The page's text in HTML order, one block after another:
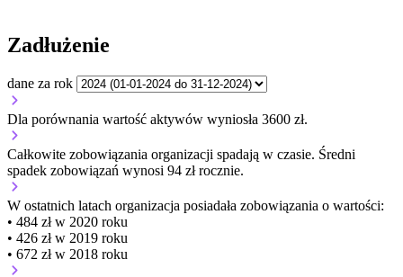
Zadłużenie
dane za rok
Dla porównania wartość aktywów wyniosła 3600 zł.
Całkowite zobowiązania organizacji spadają w czasie. Średni
spadek zobowiązań wynosi 94 zł rocznie.
W ostatnich latach organizacja posiadała zobowiązania o wartości:
• 484 zł w 2020 roku
• 426 zł w 2019 roku
• 672 zł w 2018 roku